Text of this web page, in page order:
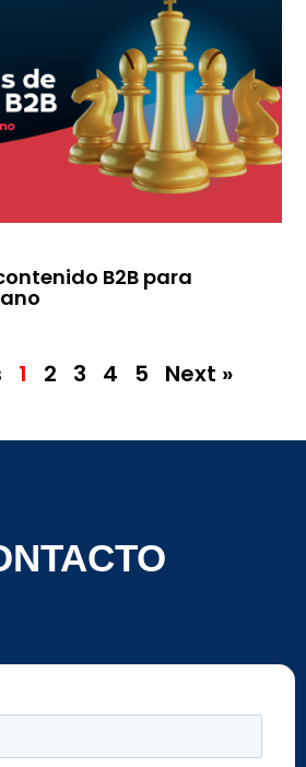
B2B para
1 2 3 4 5 Next »